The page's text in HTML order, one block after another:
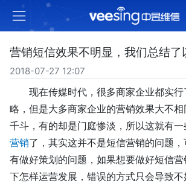
营销短信效果不明显，我们总结了
2018-07-27 12:07
现在传媒时代，很多商家企业都实
略，但是大多商家企业的营销效果大不
千斗，有的却是门庭惨淡，所以这就有
营销了，其实这并不是短信营销的问题
有做好策划的问题，如果想要做好短信
下怎样运营发展，错误的方式只会导致